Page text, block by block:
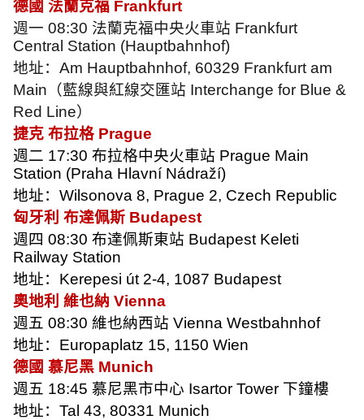
德國 法蘭克福 Frankfurt
週一 08:30 法蘭克福中央火車站 Frankfurt
Central Station (Hauptbahnhof)
地址： Am Hauptbahnhof, 60329 Frankfurt am
Main （藍線與紅線交匯站 Interchange for Blue &
Red Line）
捷克 布拉格 Prague
週二 17:30 布拉格中央火車站 Prague Main
Station (Praha Hlavní Nádraží)
地址： Wilsonova 8, Prague 2, Czech Republic
匈牙利 布達佩斯 Budapest
週四 08:30 布達佩斯東站 Budapest Keleti
Railway Station
地址： Kerepesi út 2-4, 1087 Budapest
奧地利 維也納 Vienna
週五 08:30 維也納西站 Vienna Westbahnhof
地址： Europaplatz 15, 1150 Wien
德國 慕尼黑 Munich
週五 18:45 慕尼黑市中心 Isartor Tower 下鐘樓
地址： Tal 43, 80331 Munich